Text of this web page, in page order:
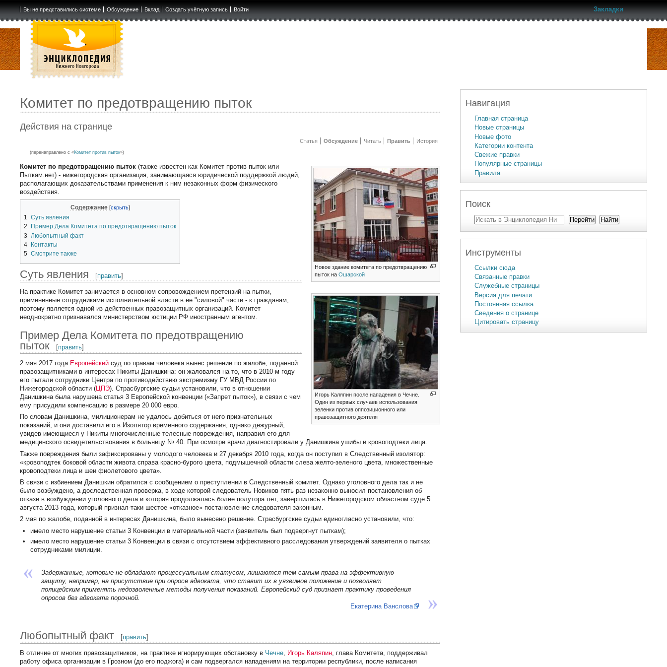
Вы не представились системе Обсуждение Вклад Создать учётную запись Войти Закладки
Комитет по предотвращению пыток
Действия на странице
Статья Обсуждение Читать Править История
(перенаправлено с «Комитет против пыток»)
Новое здание комитета по предотвращению
пыток наОшарской
Игорь Каляпин после нападения в Чечне.
Один из первых случаев использования
зеленки против оппозиционного или
правозащитного деятеля
Комитет по предотвращению пыток (также известен как Комитет против пыток или
Пыткам.нет) - нижегородская организация, занимающаяся юридической поддержкой людей,
располагающих доказательствами применения к ним незаконных форм физического
воздействия.
Содержание
1 Суть явления
2
Пример Дела Комитета по предотвращению пыток
3
Любопытный факт
4 Контакты
5 Смотрите также
Суть явления [править]
На практике Комитет занимается в основном сопровождением претензий на пытки,
примененные сотрудниками исполнительной власти в ее "силовой" части - к гражданам,
поэтому является одной из действенных правозащитных организаций. Комитет
неоднократно признавался министерством юстиции РФ иностранным агентом.
Пример Дела Комитета по предотвращению
пыток
[править]
2 мая 2017 года Европейский суд по правам человека вынес решение по жалобе, поданной
правозащитниками в интересах Никиты Данишкина: он жаловался на то, что в 2010-м году
его пытали сотрудники Центра по противодействию экстремизму ГУ МВД России по
Нижегородской области (ЦПЭ). Страсбургские судьи установили, что в отношении
Данишкина была нарушена статья 3 Европейской конвенции («Запрет пыток»), в связи с чем
ему присудили компенсацию в размере 20 000 евро.
По словам Данишкина, милиционерам не удалось добиться от него признательных
показаний, и они доставили его в Изолятор временного содержания, однако дежурный,
увидев имеющиеся у Никиты многочисленные телесные повреждения, направил его для
медицинского освидетельствования в больницу № 40. При осмотре врачи диагностировали у Данишкина ушибы и кровоподтеки лица.
Также повреждения были зафиксированы у молодого человека и 27 декабря 2010 года, когда он поступил в Следственный изолятор:
«кровоподтек боковой области живота справа красно-бурого цвета, подмышечной области слева желто-зеленого цвета, множественные
кровоподтеки лица и шеи фиолетового цвета».
В связи с избиением Данишкин обратился с сообщением о преступлении в Следственный комитет. Однако уголовного дела так и не
было возбуждено, а доследственная проверка, в ходе которой следователь Новиков пять раз незаконно выносил постановления об
отказе в возбуждении уголовного дела и которая продолжалась более полутора лет, завершилась в Нижегородском областном суде 5
августа 2013 года, который признал-таки шестое «отказное» постановление следователя законным.
2 мая по жалобе, поданной в интересах Данишкина, было вынесено решение. Страсбургские судьи единогласно установили, что:
имело место нарушение статьи 3 Конвенции в материальной части (заявитель был подвергнут пыткам);
имело место нарушение статьи 3 Конвенции в связи с отсутствием эффективного расследования утверждений заявителя о пытках
сотрудниками милиции.
Задержанные, которые не обладают процессуальным статусом, лишаются тем самым права на эффективную
защиту, например, на присутствие при опросе адвоката, что ставит их в уязвимое положение и позволяет
полицейским применять недозволенные методы получения показаний. Европейский суд признает практику проведения
опросов без адвоката порочной.
Екатерина Ванслова
Любопытный факт [править]
В отличие от многих правозащитников, на практике игнорирующих обстановку в Чечне, Игорь Каляпин, глава Комитета, поддерживал
работу офиса организации в Грозном (до его поджога) и сам подвергался нападениям на территории республики, после написания
Навигация
Главная страница
Новые страницы
Новые фото
Категории контента
Свежие правки
Популярные страницы
Правила
Поиск
Инструменты
Ссылки сюда
Связанные правки
Служебные страницы
Версия для печати
Постоянная ссылка
Сведения о странице
Цитировать страницу